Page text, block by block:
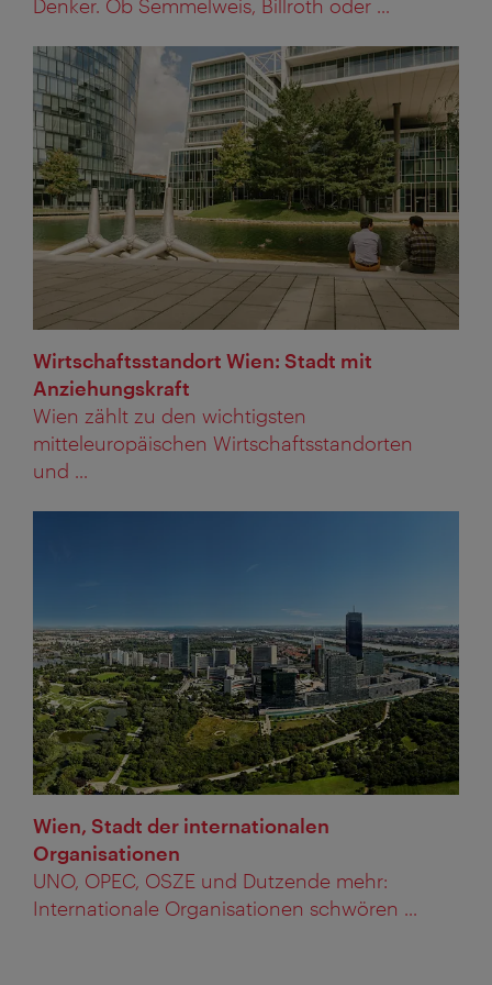
Denker. Ob Semmelweis, Billroth oder ...
Wirtschaftsstandort Wien: Stadt mit
Anziehungskraft
Wien zählt zu den wichtigsten
mitteleuropäischen Wirtschaftsstandorten
und ...
Wien, Stadt der internationalen
Organisationen
UNO, OPEC, OSZE und Dutzende mehr:
Internationale Organisationen schwören ...